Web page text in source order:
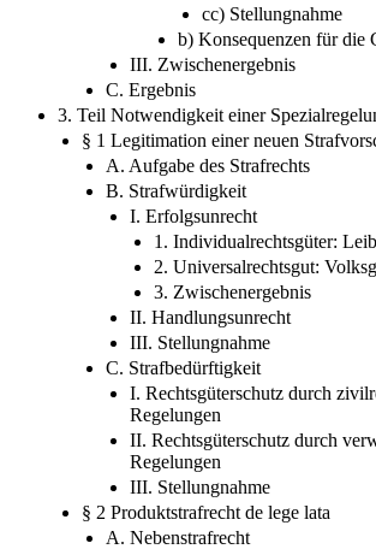
cc) Stellungnahme
b) Konsequenzen für die
III. Zwischenergebnis
C. Ergebnis
3. Teil Notwendigkeit einer
§ 1 Legitimation einer neuen
A. Aufgabe des Strafrechts
B. Strafwürdigkeit
I. Erfolgsunrecht
1. Individualrechtsgüter:
2. Universalrechtsgut:
3. Zwischenergebnis
II. Handlungsunrecht
III. Stellungnahme
C. Strafbedürftigkeit
I. Rechtsgüterschutz durch
Regelungen
II. Rechtsgüterschutz durch
Regelungen
III. Stellungnahme
§ 2 Produktstrafrecht de lege lata
A. Nebenstrafrecht